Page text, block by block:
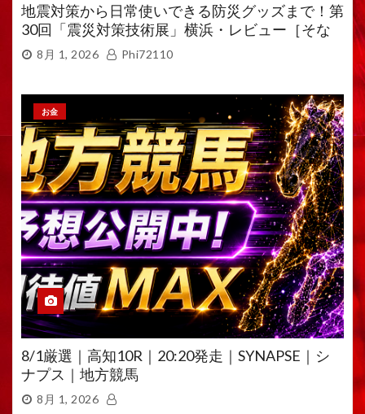
地震対策から日常使いできる防災グッズまで！第
30回「震災対策技術展」横浜・レビュー［そな
えるTV・高荷智也］
8月 1, 2026 Phi72110
お金
8/1厳選｜高知10R｜20:20発走｜SYNAPSE｜シ
ナプス｜地方競馬
8月 1, 2026